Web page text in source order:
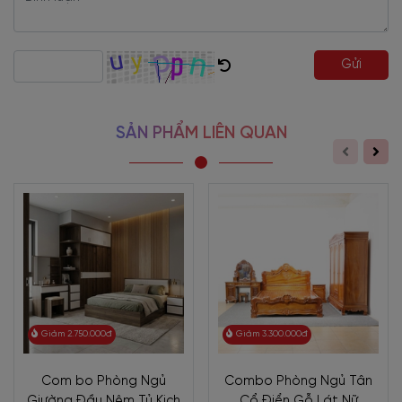
Ưu điểm của gỗ công nghiệp:
- Chống mối mọt. Nhược điểm của gỗ tự nhiên là không chịu được mối
mọt, để khắc phục nhược điểm này các nhà cung cấp gỗ công nghiệp đã
đưa thêm phụ gia cần thiết để loại trừ sự xâm nhập của mối mọt.
- Hạn chế trầy xước và lau chùi dễ dàng.
- Thân thiện với môi trường và an toàn với sức khỏe con người.
- Giá thành sản phẩm thường rẻ hơn so với sản phẩm sản xuất từ gỗ tự
nhiên.
Màu sắc
Bộ combo phòng ngủ giá rẻ màu xám phối trắngmang phong cách
ấm cúng.Khác với những bộ bán riêng lẻ, bộ combo này có màu sắc đẹp
Gửi
SẢN PHẨM LIÊN QUAN
Giảm 2.750.000đ
Com bo Phòng Ngủ
Giảm 3.300.000đ
Combo Phòng Ngủ Tân